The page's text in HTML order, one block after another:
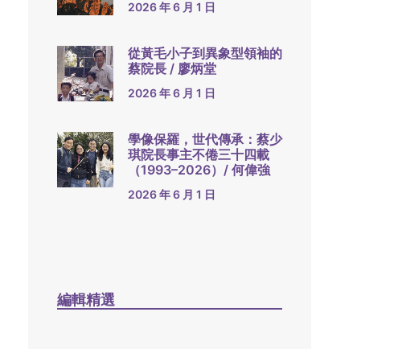
2026 年 6 月 1 日
從黃毛小子到異象型領袖的
蔡院長 / 廖炳堂
2026 年 6 月 1 日
學像保羅，世代傳承：蔡少
琪院長事主不倦三十四載
（1993–2026）/ 何偉強
2026 年 6 月 1 日
編輯精選